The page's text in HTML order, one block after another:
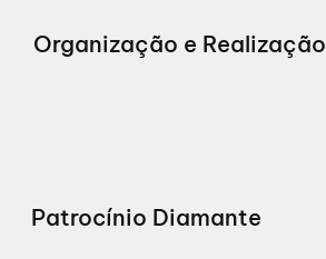
Organização e Realização
Patrocínio Diamante